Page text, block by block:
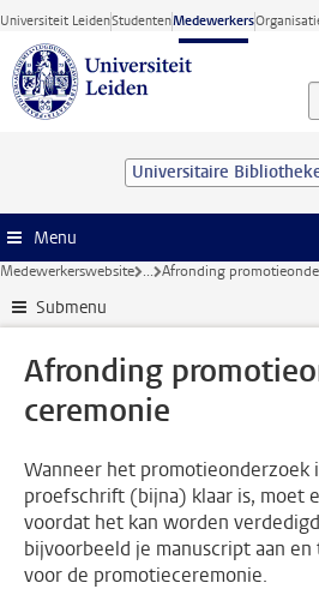
Ga direct naar de inhoud
Universiteit LeidenStudentenMedewerkers
Menu
Medewerkerswebsite ... Afronding
Submenu
Afronding
ceremonie
Wanneer het promotieonderzoek
proefschrift (bijna) klaar is, moet
voordat het kan worden
bijvoorbeeld je manuscript aan
voor de promotieceremonie.